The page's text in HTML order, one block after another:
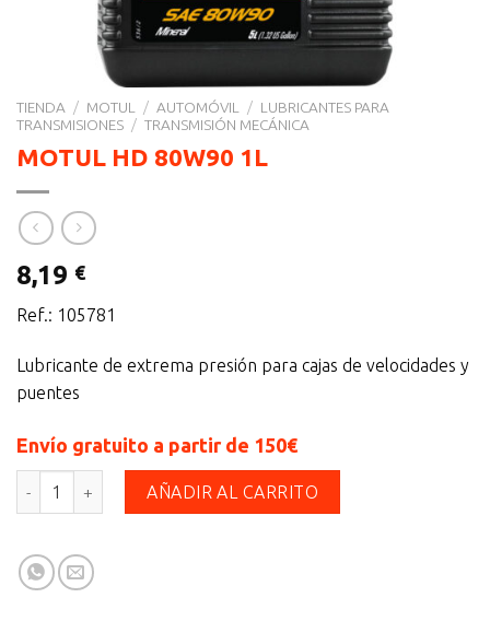
TIENDA / MOTUL / AUTOMÓVIL / LUBRICANTES PARA
TRANSMISIONES / TRANSMISIÓN MECÁNICA
MOTUL HD 80W90 1L
8,19 €
Ref.: 105781
Lubricante de extrema presión para cajas de velocidades y
puentes
Envío gratuito a partir de 150€
MOTUL HD 80W90 1L cantidad
AÑADIR AL CARRITO